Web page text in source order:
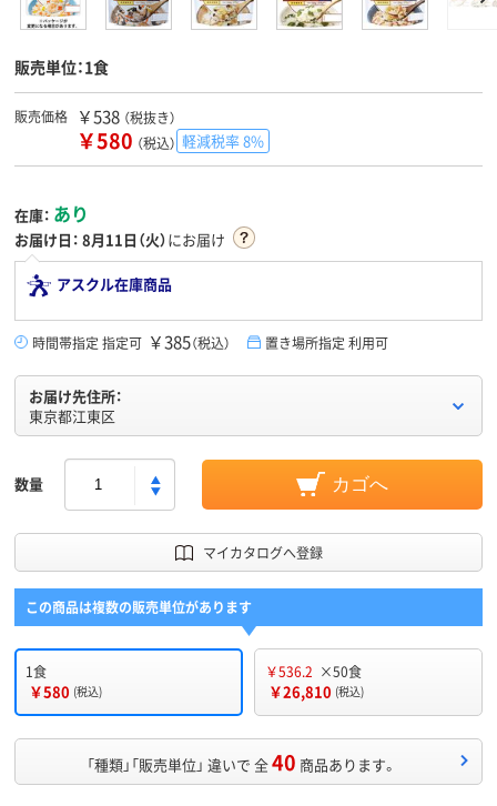
販売単位：1食
販売価格 ￥538 （税抜き）
￥580 （税込） 軽減税率 8%
在庫： あり
お届け日： 8月11日（火）にお届け
アスクル在庫商品
時間帯指定 指定可 ￥385（税込） 置き場所指定 利用可
お届け先住所：
東京都江東区
数量 カゴへ
マイカタログへ登録
この商品は複数の販売単位があります
1食
￥580 (税込)
￥536.2 ×50食
￥26,810 (税込)
「種類」「販売単位」 違いで 全40 商品あります。